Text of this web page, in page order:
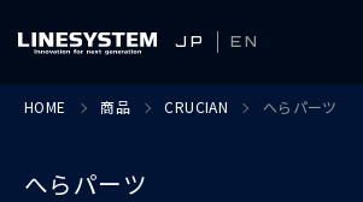
JP EN
HOME 商品 CRUCIAN へらパーツ
へらパーツ